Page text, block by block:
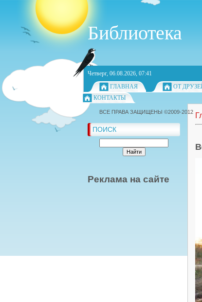
Библиотека
Четверг, 06.08.2026, 07:41
ГЛАВНАЯ
ОТ
КОНТАКТЫ
ПОИСК
Реклама на сайте
ВСЕ ПРАВА ЗАЩИЩЕНЫ ©2009-2012